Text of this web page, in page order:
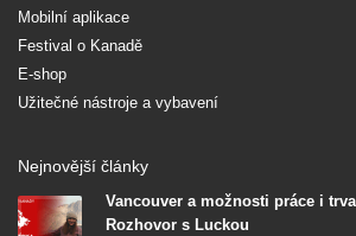
Mobilní aplikace
Festival o Kanadě
E-shop
Užitečné nástroje a vybavení
Nejnovější články
Vancouver a možnosti práce i
Rozhovor s Luckou